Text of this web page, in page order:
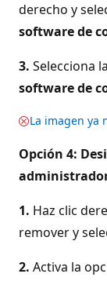
derecho y
software de
3. Selecciona
software de
La imagen ya
Opción 4:
1. Haz clic
remover y
2. Activa la